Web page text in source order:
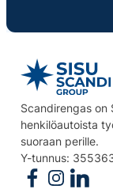
Scandirengas
henkilöautoista
suoraan perille.
Y-tunnus:
Follow us on
Follow us